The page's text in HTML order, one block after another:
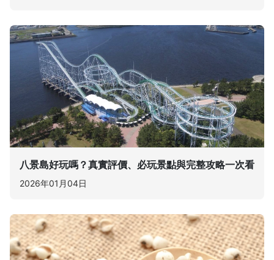
八景島好玩嗎？真實評價、必玩景點與完整攻略一次看
2026年01月04日